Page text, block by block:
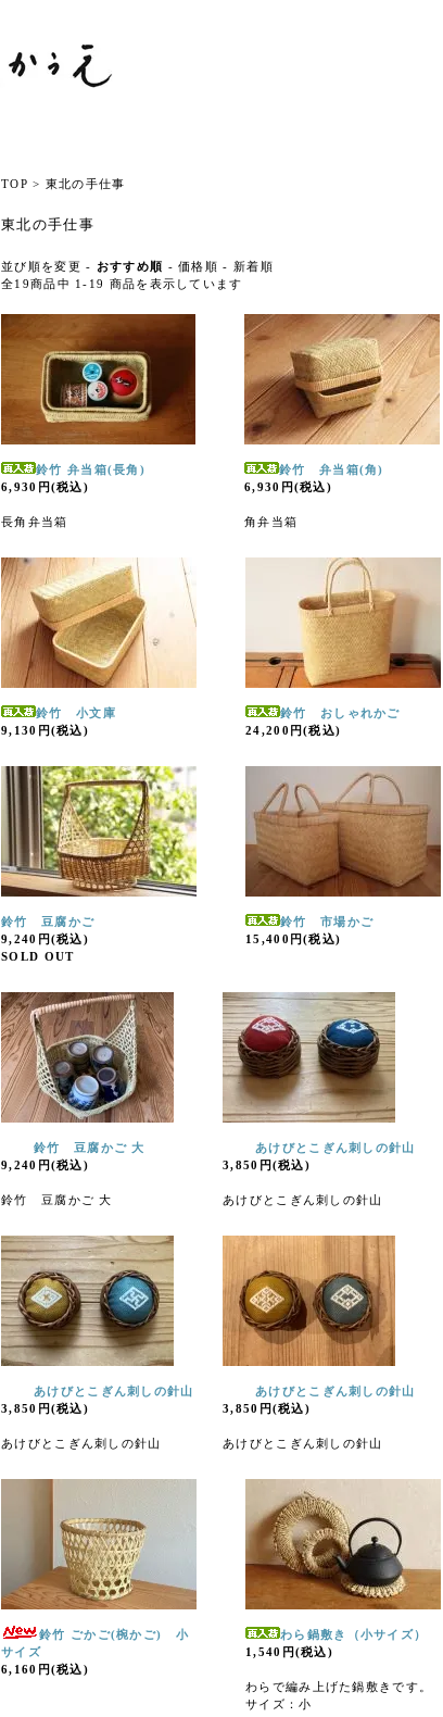
TOP > 東北の手仕事
東北の手仕事
並び順を変更 - おすすめ順 -価格順 - 新着順
全19商品中 1-19 商品を表示しています
鈴竹 弁当箱(長角)
6,930円(税込)
長角弁当箱
鈴竹 弁当箱(角)
6,930円(税込)
角弁当箱
鈴竹 小文庫
9,130円(税込)
鈴竹 おしゃれかご
24,200円(税込)
鈴竹 豆腐かご
9,240円(税込)
SOLD OUT
鈴竹 市場かご
15,400円(税込)
鈴竹 豆腐かご 大
9,240円(税込)
鈴竹 豆腐かご 大
あけびとこぎん刺しの針山
3,850円(税込)
あけびとこぎん刺しの針山
あけびとこぎん刺しの針山
3,850円(税込)
あけびとこぎん刺しの針山
あけびとこぎん刺しの針山
3,850円(税込)
あけびとこぎん刺しの針山
鈴竹 ごかご(椀かご) 小
サイズ
6,160円(税込)
わら鍋敷き（小サイズ）
1,540円(税込)
わらで編み上げた鍋敷きです。
サイズ：小